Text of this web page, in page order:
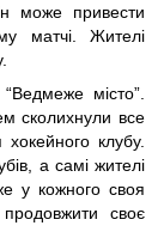
може привести
матчі. Жителі
місто”.
сколихнули все
хокейного клубу.
а самі жителі
у кожного своя
своє